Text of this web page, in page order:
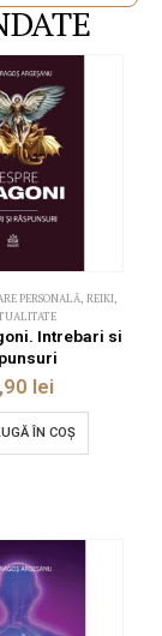
PERSONALĂ,REIKI,
Intrebari si
lei
ÎN COȘ